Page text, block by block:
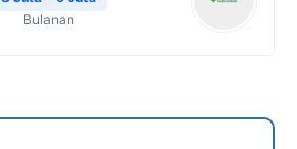
Bulanan